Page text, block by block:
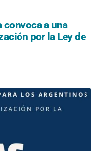
a una
por la Ley de